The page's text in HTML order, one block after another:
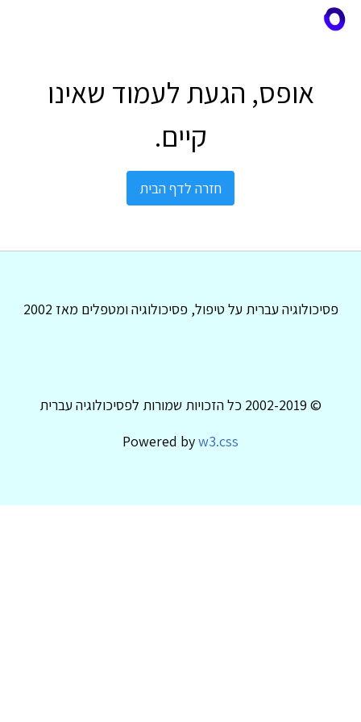
אופס, הגעת לעמוד שאינו
קיים.
חזרה לדף הבית
פסיכולוגיה עברית על טיפול, פסיכולוגיה ומטפלים מאז 2002
© 2002-2019 כל הזכויות שמורות לפסיכולוגיה עברית
Powered byw3.css